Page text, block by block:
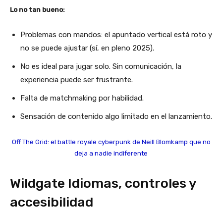
Lo no tan bueno:
Problemas con mandos: el apuntado vertical está roto y
no se puede ajustar (sí, en pleno 2025).
No es ideal para jugar solo. Sin comunicación, la
experiencia puede ser frustrante.
Falta de matchmaking por habilidad.
Sensación de contenido algo limitado en el lanzamiento.
Off The Grid: el battle royale cyberpunk de Neill Blomkamp que no
deja a nadie indiferente
Wildgate Idiomas, controles y
accesibilidad